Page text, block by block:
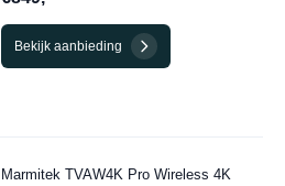
Bekijk aanbieding
Marmitek TVAW4K Pro Wireless 4K